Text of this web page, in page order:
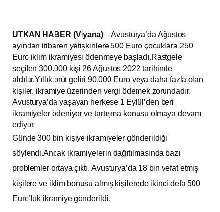
UTKAN HABER (Viyana) – Avusturya’da Ağustos
ayından itibaren yetişkinlere 500 Euro çocuklara 250
Euro iklim ikramiyesi ödenmeye başladı.Rastgele
seçilen 300.000 kişi 26 Ağustos 2022 tarihinde
aldılar.Yıllık brüt geliri 90.000 Euro veya daha fazla olan
kişiler, ikramiye üzerinden vergi ödemek zorundadır.
Avusturya’da yaşayan herkese 1 Eylül’den beri
ikramiyeler ödeniyor ve tartışma konusu olmaya devam
ediyor.
Günde 300 bin kişiye ikramiyeler gönderildiği
söylendi.Ancak ikramiyelerin dağıtılmasında bazı
problemler ortaya çıktı. Avusturya’da 18 bin vefat etmiş
kişilere ve iklim bonusu almış kişilerede ikinci defa 500
Euro’luk ikramiye gönderildi.